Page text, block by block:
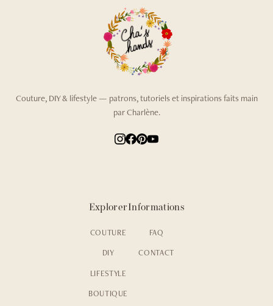
Couture, DIY & lifestyle — patrons, tutoriels et inspirations faits main
par Charlène.
Explorer
COUTURE
DIY
LIFESTYLE
BOUTIQUE
Informations
FAQ
CONTACT